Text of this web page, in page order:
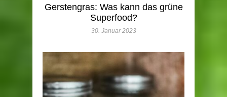
Gerstengras: Was kann das grüne
Superfood?
30. Januar 2023